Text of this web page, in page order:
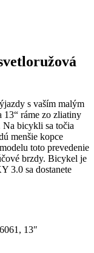
s vaším malým
ráme zo zliatiny
Na bicykli sa točia
menšie kopce
toto prevedenie
brzdy. Bicykel je
3.0 sa dostanete
13″